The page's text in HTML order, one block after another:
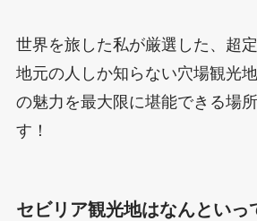
世界を旅した私が厳選した、超
地元の人しか知らない穴場観光
の魅力を最大限に堪能できる場
す！
セビリア観光地はなんといっ